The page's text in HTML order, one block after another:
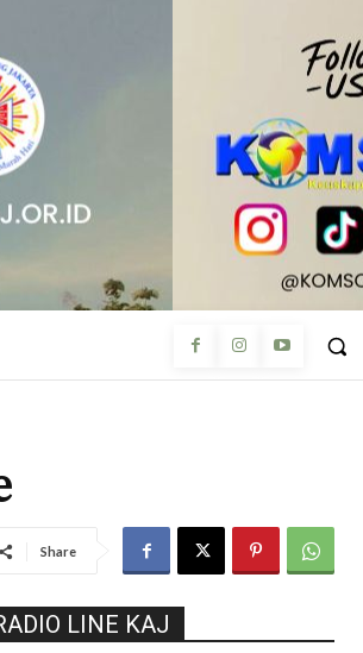
Share
LINE KAJ